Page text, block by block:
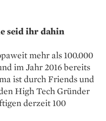
seid ihr dahin
mehr als 100.000
im Jahr 2016 bereits
ist durch Friends und
High Tech Gründer
derzeit 100